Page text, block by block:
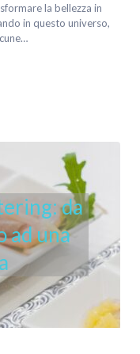
la bellezza in
in questo universo,
da
ad una